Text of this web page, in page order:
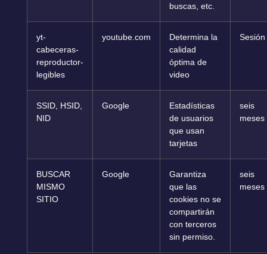
buscas, etc.
yt-
cabeceras-
reproductor-
legibles
youtube.com
Determina la
calidad
óptima de
video
Sesión
SSID, HSID,
NID
Google
Estadísticas
de usuarios
que usan
tarjetas
seis
meses
BUSCAR
MISMO
SITIO
Google
Garantiza
que las
cookies no se
compartirán
con terceros
sin permiso.
seis
meses